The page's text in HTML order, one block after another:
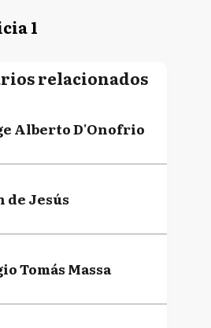
1
relacionados
Alberto D'Onofrio
de Jesús
Tomás Massa